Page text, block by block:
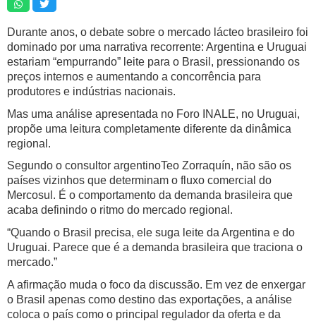
Anúncios
Inscreva-se
Política de Privacidade
Durante anos, o debate sobre o mercado lácteo brasileiro foi
dominado por uma narrativa recorrente: Argentina e Uruguai
estariam “empurrando” leite para o Brasil, pressionando os
preços internos e aumentando a concorrência para
produtores e indústrias nacionais.
Mas uma análise apresentada no Foro INALE, no Uruguai,
propõe uma leitura completamente diferente da dinâmica
regional.
Segundo o consultor argentinoTeo Zorraquín, não são os
países vizinhos que determinam o fluxo comercial do
Mercosul. É o comportamento da demanda brasileira que
acaba definindo o ritmo do mercado regional.
“Quando o Brasil precisa, ele suga leite da Argentina e do
Uruguai. Parece que é a demanda brasileira que traciona o
mercado.”
A afirmação muda o foco da discussão. Em vez de enxergar
o Brasil apenas como destino das exportações, a análise
coloca o país como o principal regulador da oferta e da